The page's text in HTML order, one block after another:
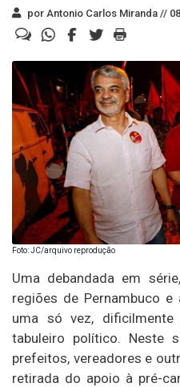
por Antonio Carlos Miranda //
Foto: JC/arquivo reprodução
Uma debandada em
regiões de Pernambuco e
uma só vez, dificilmente
tabuleiro político. Neste
prefeitos, vereadores e
retirada do apoio à pré-